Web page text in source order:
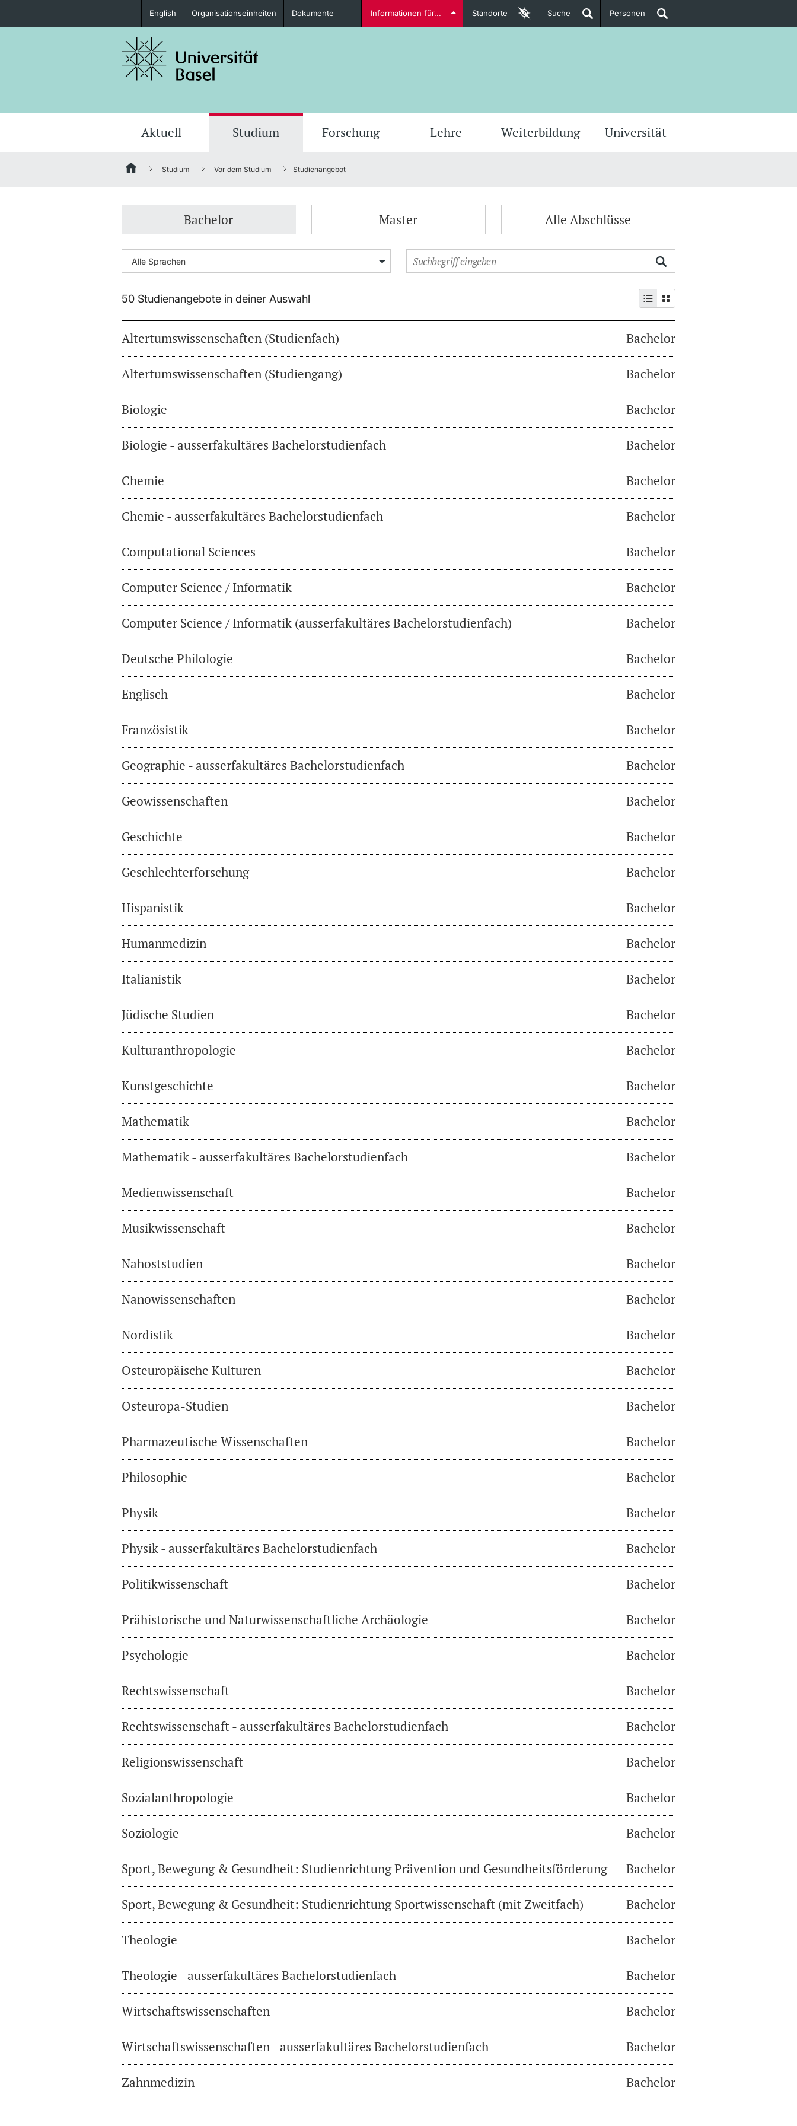
Studieninteressierte
Fördernde & Alumni
weitere Informationen weitere Informationen
English Organisationseinheiten Dokumente Informationen für... Standorte Suche Personen
Aktuell Studium Forschung Lehre Weiterbildung Universität
Studium Vor dem Studium Studienangebot
Bachelor Master Alle Abschlüsse
50 Studienangebote in deiner Auswahl
Altertumswissenschaften (Studienfach) Bachelor
Altertumswissenschaften (Studiengang) Bachelor
Biologie Bachelor
Biologie - ausserfakultäres Bachelorstudienfach Bachelor
Chemie Bachelor
Chemie - ausserfakultäres Bachelorstudienfach Bachelor
Computational Sciences Bachelor
Computer Science / Informatik Bachelor
Computer Science / Informatik (ausserfakultäres Bachelorstudienfach) Bachelor
Deutsche Philologie Bachelor
Englisch Bachelor
Französistik Bachelor
Geographie - ausserfakultäres Bachelorstudienfach Bachelor
Geowissenschaften Bachelor
Geschichte Bachelor
Geschlechterforschung Bachelor
Hispanistik Bachelor
Humanmedizin Bachelor
Italianistik Bachelor
Jüdische Studien Bachelor
Kulturanthropologie Bachelor
Kunstgeschichte Bachelor
Mathematik Bachelor
Mathematik - ausserfakultäres Bachelorstudienfach Bachelor
Medienwissenschaft Bachelor
Musikwissenschaft Bachelor
Nahoststudien Bachelor
Nanowissenschaften Bachelor
Nordistik Bachelor
Osteuropäische Kulturen Bachelor
Osteuropa-Studien Bachelor
Pharmazeutische Wissenschaften Bachelor
Philosophie Bachelor
Physik Bachelor
Physik - ausserfakultäres Bachelorstudienfach Bachelor
Politikwissenschaft Bachelor
Prähistorische und Naturwissenschaftliche Archäologie Bachelor
Psychologie Bachelor
Rechtswissenschaft Bachelor
Rechtswissenschaft - ausserfakultäres Bachelorstudienfach Bachelor
Religionswissenschaft Bachelor
Sozialanthropologie Bachelor
Soziologie Bachelor
Sport, Bewegung & Gesundheit: Studienrichtung Prävention und Gesundheitsförderung Bachelor
Sport, Bewegung & Gesundheit: Studienrichtung Sportwissenschaft (mit Zweitfach) Bachelor
Theologie Bachelor
Theologie - ausserfakultäres Bachelorstudienfach Bachelor
Wirtschaftswissenschaften Bachelor
Wirtschaftswissenschaften - ausserfakultäres Bachelorstudienfach Bachelor
Zahnmedizin Bachelor